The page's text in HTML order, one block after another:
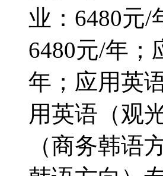
业：6480元
6480元/年；
年；应用英
用英语（观
（商务韩语